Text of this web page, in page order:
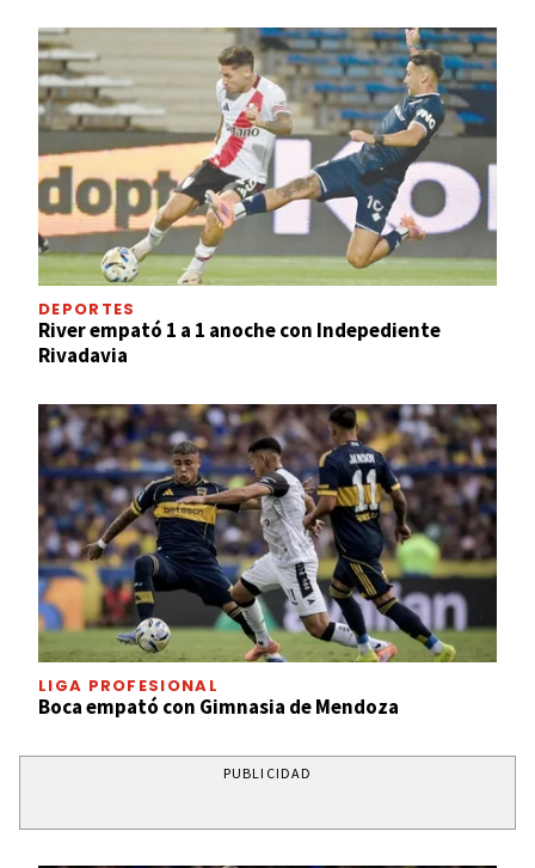
DEPORTES
River empató 1 a 1 anoche con Indepediente
Rivadavia
LIGA PROFESIONAL
Boca empató con Gimnasia de Mendoza
PUBLICIDAD